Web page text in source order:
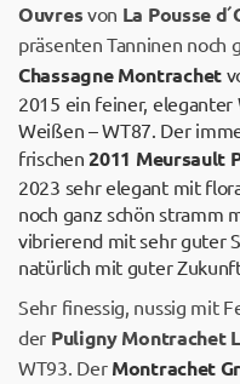
Ouvres von La Pousse
präsenten Tanninen noch
Chassagne Montrachet
2015 ein feiner, eleganter
Weißen – WT87. Der
frischen2011 Meursault
2023 sehr elegant mit
noch ganz schön stramm
vibrierend mit sehr guter
natürlich mit guter
Sehr finessig, nussig mit
der Puligny Montrachet
WT93. Der Montrachet